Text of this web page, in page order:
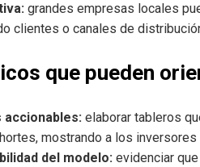
grandes empresas locales
clientes o canales de
que pueden
elaborar tableros
mostrando a los inversores
del modelo: evidenciar